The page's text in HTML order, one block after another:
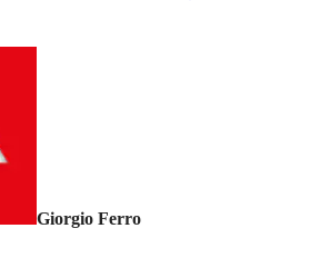
Giorgio Ferro